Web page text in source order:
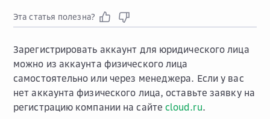
Эта статья полезна?
Зарегистрировать аккаунт для юридического лица
можно из аккаунта физического лица
самостоятельно или через менеджера. Если у вас
нет аккаунта физического лица, оставьте заявку на
регистрацию компании на сайтеcloud.ru.